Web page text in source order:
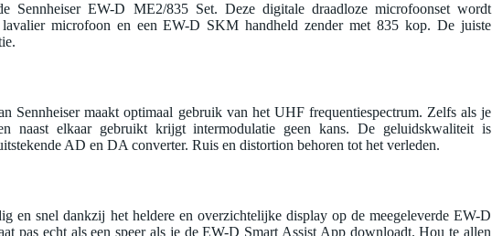
Sennheiser EW-D ME2/835 Set. Deze digitale draadloze microfoonset wordt
microfoon en een EW-D SKM handheld zender met 835 kop. De juiste
Sennheiser maakt optimaal gebruik van het UHF frequentiespectrum. Zelfs als je
naast elkaar gebruikt krijgt intermodulatie geen kans. De geluidskwaliteit is
AD en DA converter. Ruis en distortion behoren tot het verleden.
en snel dankzij het heldere en overzichtelijke display op de meegeleverde EW-D
pas echt als een speer als je de EW-D Smart Assist App downloadt. Hou te allen